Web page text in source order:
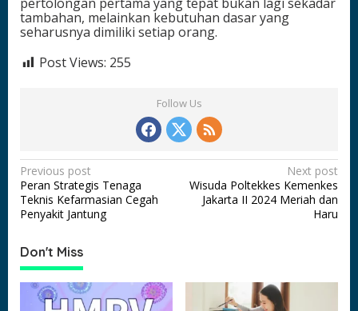
tambahan, melainkan kebutuhan dasar yang
seharusnya dimiliki setiap orang.
Post Views: 255
Follow Us
P
o
s
t
n
a
Previous post
Peran Strategis Tenaga
Teknis Kefarmasian Cegah
Penyakit Jantung
Next post
Wisuda Poltekkes Kemenkes
Jakarta II 2024 Meriah dan
Haru
Don't Miss